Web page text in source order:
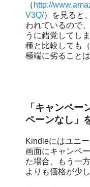
（ http://
V3Q/）を見ると
われているので
うに錯覚してし
種と比較しても
極端に劣ること
「キャンペー
ペーンなし」
Kindleにはユニ
画面にキャンペ
た場合、もう一
よりも価格が少